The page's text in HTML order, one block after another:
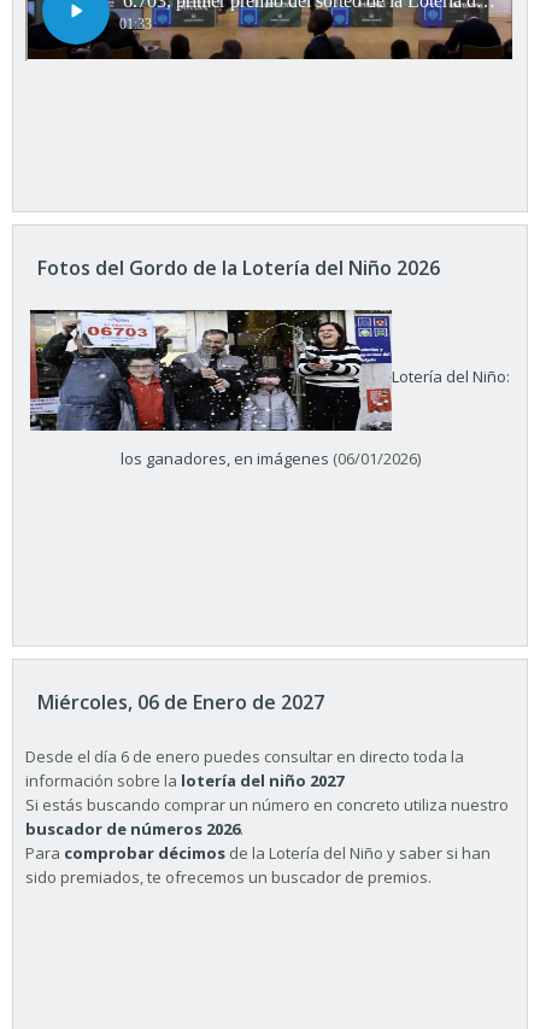
Fotos del Gordo de la Lotería del Niño 2026
Lotería del Niño:
los ganadores, en imágenes (06/01/2026)
Miércoles, 06 de Enero de 2027
Desde el día 6 de enero puedes consultar en directo toda la
información sobre la lotería del niño 2027
Si estás buscando comprar un número en concreto utiliza nuestro
buscador de números 2026.
Para comprobar décimos de la Lotería del Niño y saber si han
sido premiados, te ofrecemos un buscador de premios.